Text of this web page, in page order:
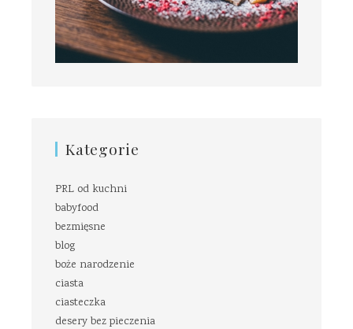
Kategorie
PRL od kuchni
babyfood
bezmięsne
blog
boże narodzenie
ciasta
ciasteczka
desery bez pieczenia